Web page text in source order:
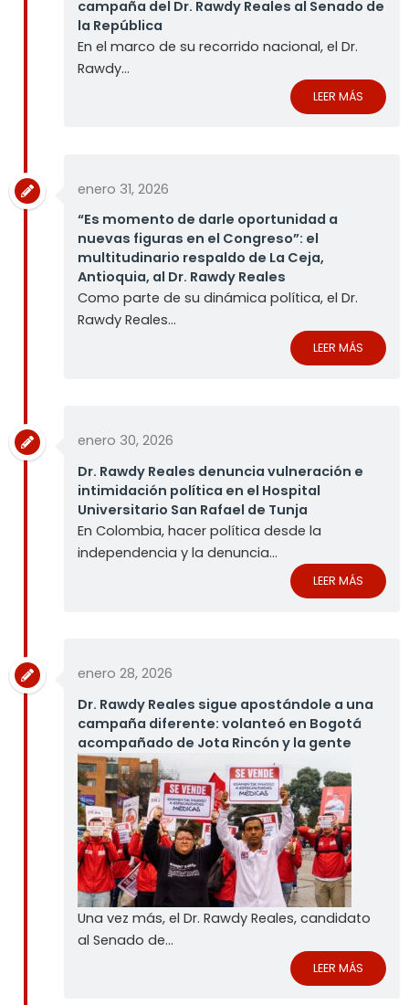
campaña del Dr. Rawdy Reales al Senado de
la República
En el marco de su recorrido nacional, el Dr.
Rawdy...
LEER MÁS
enero 31, 2026
“Es momento de darle oportunidad a
nuevas figuras en el Congreso”: el
multitudinario respaldo de La Ceja,
Antioquia, al Dr. Rawdy Reales
Como parte de su dinámica política, el Dr.
Rawdy Reales...
LEER MÁS
enero 30, 2026
Dr. Rawdy Reales denuncia vulneración e
intimidación política en el Hospital
Universitario San Rafael de Tunja
En Colombia, hacer política desde la
independencia y la denuncia...
LEER MÁS
enero 28, 2026
Dr. Rawdy Reales sigue apostándole a una
campaña diferente: volanteó en Bogotá
acompañado de Jota Rincón y la gente
Una vez más, el Dr. Rawdy Reales, candidato
al Senado de...
LEER MÁS